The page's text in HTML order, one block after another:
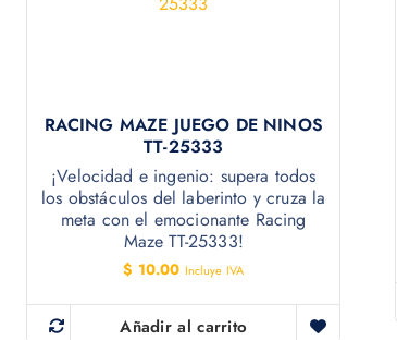
RACING MAZE JUEGO DE NINOS
TT-25333
¡Velocidad e ingenio: supera todos
los obstáculos del laberinto y cruza la
meta con el emocionante Racing
Maze TT-25333!
$ 10.00 Incluye IVA
Añadir al carrito